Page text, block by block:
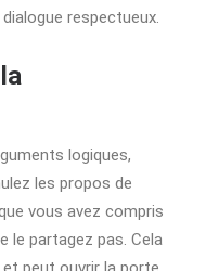
respectueux.
logiques,
les propos de
vous avez compris
le partagez pas. Cela